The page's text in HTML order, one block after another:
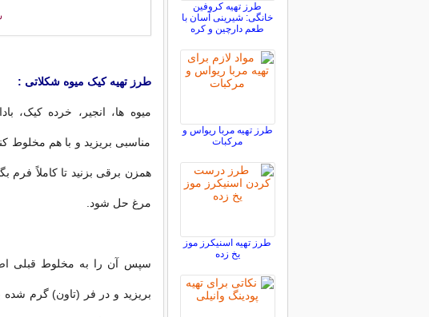
طرز تهیه كیک میوه شكلاتی :
میوه ها، انجیر، خرده كیک،
مناسبی بریزید و با هم مخلوط
همزن برقی بزنید تا كاملاً فرم
مرغ حل شود.
طرز تهیه کروفین
خانگی: شیرینی آسان با
طعم دارچین و کره
طرز تهیه مربا ریواس و
مرکبات
طرز تهیه اسنیکرز موز
یخ زده